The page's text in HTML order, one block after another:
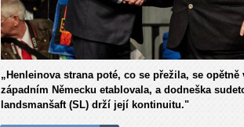
„Henleinova strana poté, co se přežila, se opětně
západním Německu etablovala, a dodneška
landsmanšaft (SL) drží její kontinuitu."